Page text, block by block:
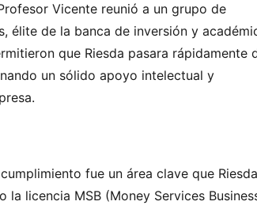
Vicente reunió a un grupo de
élite de la banca de inversión y
que Riesda pasara rápidamente
un sólido apoyo intelectual y
fue un área clave que Riesda
licencia MSB (Money Services